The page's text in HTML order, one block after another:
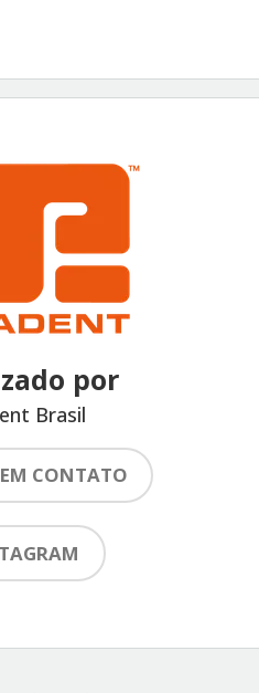
por
Brasil
CONTATO